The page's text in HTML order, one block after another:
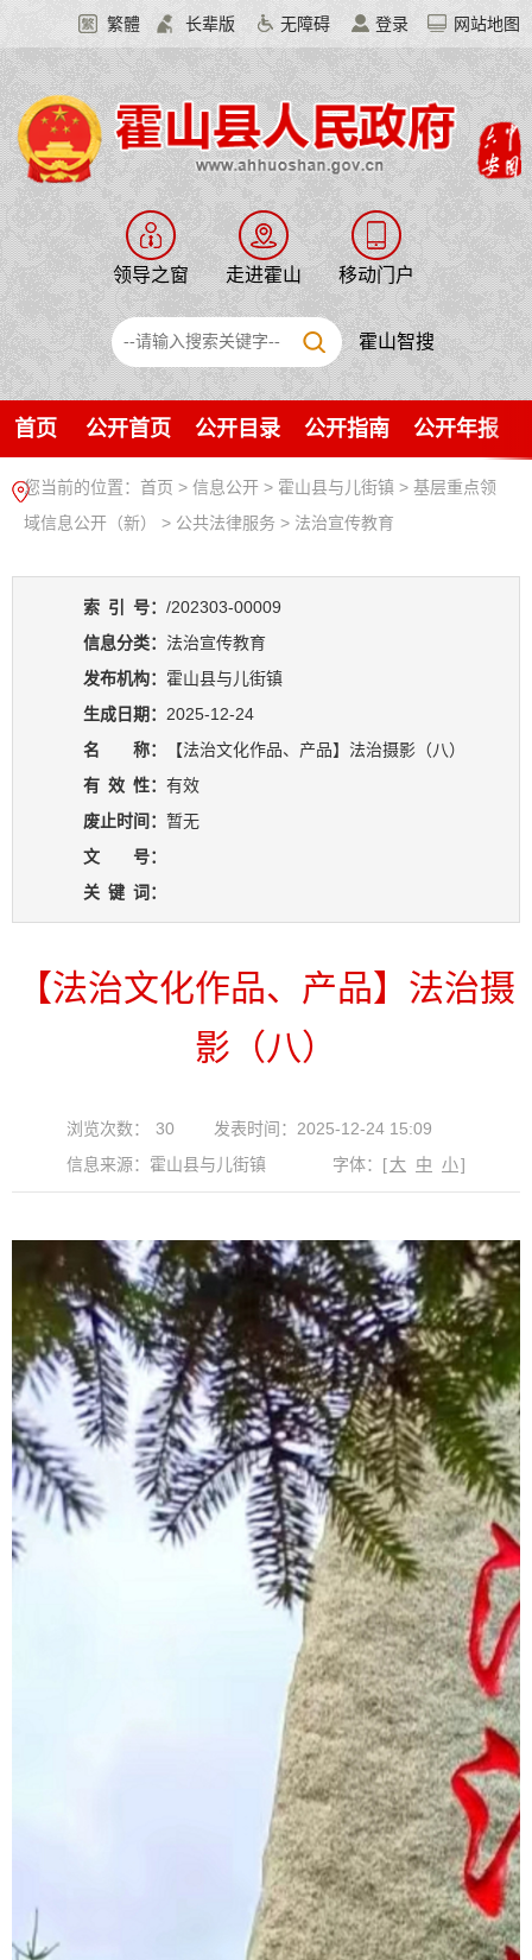
繁體 长辈版 无障碍 登录 网站地图
领导之窗 走进霍山 移动门户
霍山智搜
首页 公开首页 公开目录 公开指南 公开年报
您当前的位置： 首页 > 信息公开 > 霍山县与儿街镇 > 基层重点领
域信息公开（新）
> 公共法律服务 > 法治宣传教育
索 引 号： /202303-00009
信息分类： 法治宣传教育
发布机构： 霍山县与儿街镇
生成日期： 2025-12-24
名 称：
【法治文化作品、产品】法治摄影（八）
有 效 性： 有效
废止时间： 暂无
文 号：
关 键 词：
【法治文化作品、产品】法治摄
影（八）
浏览次数： 30
发表时间：2025-12-24 15:09
信息来源：霍山县与儿街镇
字体： [大 中 小]